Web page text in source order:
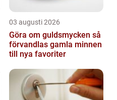
03 augusti 2026
Göra om guldsmycken så
förvandlas gamla minnen
till nya favoriter